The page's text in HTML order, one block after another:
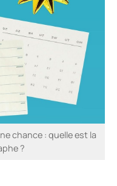
chance : quelle est la
?